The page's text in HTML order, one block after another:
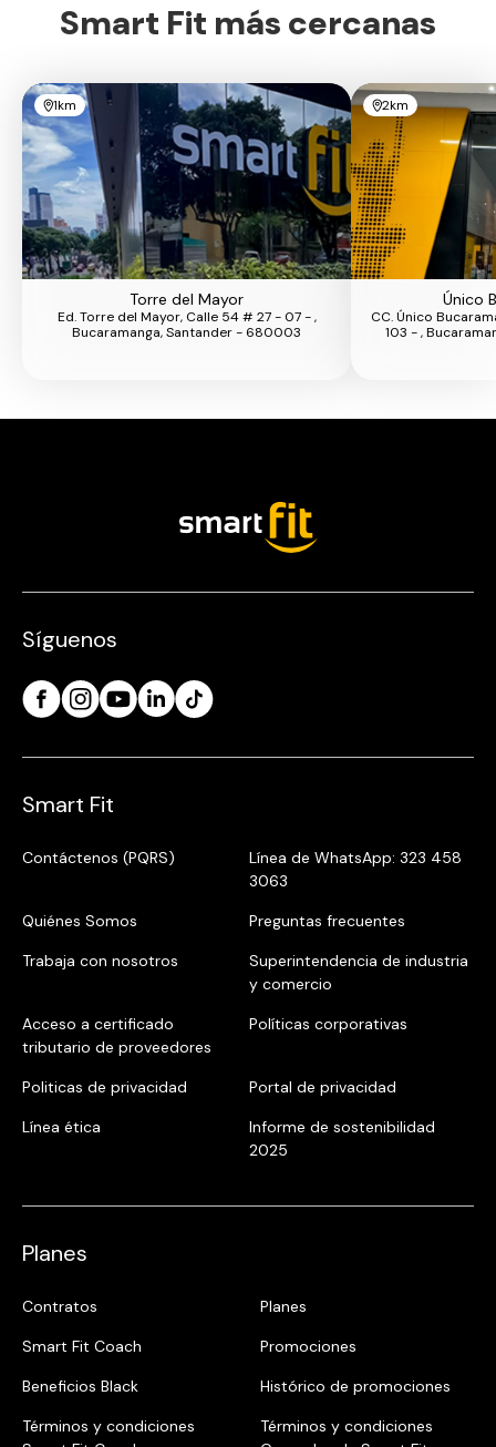
Smart Fit más cercanas
1km
Torre del Mayor
Ed. Torre del Mayor, Calle 54 # 27 - 07 - ,
Bucaramanga, Santander - 680003
2km
Único
CC. Único
103 - ,
Síguenos
Smart Fit
Contáctenos (PQRS)
Línea de WhatsApp: 323 458
3063
Quiénes Somos
Preguntas frecuentes
Trabaja con nosotros
Superintendencia de industria
y comercio
Acceso a certificado
tributario de proveedores
Políticas corporativas
Politicas de privacidad
Portal de privacidad
Línea ética
Informe de sostenibilidad
2025
Planes
Contratos
Planes
Smart Fit Coach
Promociones
Beneficios Black
Histórico de promociones
Términos y condiciones
Términos y condiciones